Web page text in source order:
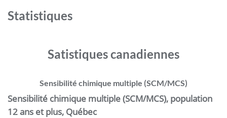
Statistiques
Satistiques canadiennes
Sensibilité chimique multiple (SCM/MCS)
Sensibilité chimique multiple (SCM/MCS), population
12 ans et plus, Québec